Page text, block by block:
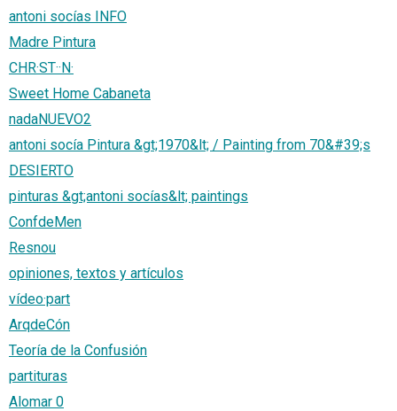
antoni socías INFO
Madre Pintura
CHR·ST··N·
Sweet Home Cabaneta
nadaNUEVO2
antoni socía Pintura &gt;1970&lt; / Painting from 70&#39;s
DESIERTO
pinturas &gt;antoni socías&lt; paintings
ConfdeMen
Resnou
opiniones, textos y artículos
vídeo·part
ArqdeCón
Teoría de la Confusión
partituras
Alomar 0